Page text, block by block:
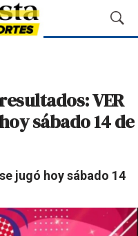
M
o
a
r
B
q
u
d
a
VER
sábado 14 de
jugó hoy sábado 14